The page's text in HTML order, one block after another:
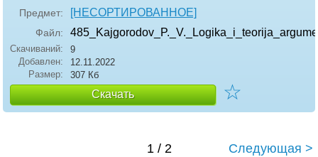
Предмет: [НЕСОРТИРОВАННОЕ]
Файл:
Скачиваний:
9
Добавлен:
12.11.2022
Размер:
307 Кб
Скачать ☆
1 / 2 Следующая >